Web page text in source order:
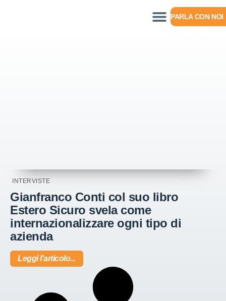
PARLA CON NOI
INTERVISTE
Gianfranco Conti col suo libro
Estero Sicuro svela come
internazionalizzare ogni tipo di
azienda
Leggi l'articolo...